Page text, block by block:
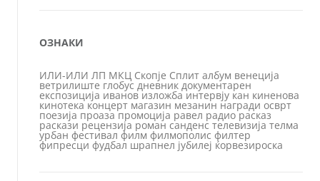
ОЗНАКИ
ИЛИ-ИЛИ ЛП МКЦ Скопје Сплит албум венеција
ветрилиште глобус дневник документарен
експозиција иванов изложба интервју кан киненова
кинотека концерт магазин мезанин награди осврт
поезија проаза промоција равел радио расказ
раскази рецензија роман санденс телевизија телма
урбан фестивал филм филмополис филтер
фипресци фудбал шрапнел јубилеј ќорвезироска